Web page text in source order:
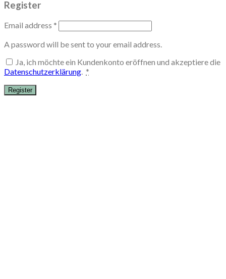
Register
Email address *
A password will be sent to your email address.
Ja, ich möchte ein Kundenkonto eröffnen und akzeptiere die
Datenschutzerklärung *
Register